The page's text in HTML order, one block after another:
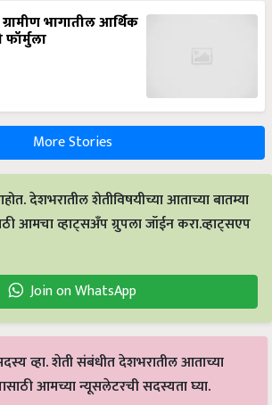
भागातील आर्थिक
More Stories
देशभरातील शेतीविषयीच्या आताच्या बातम्या
आमचा व्हाट्सअँप ग्रुपला जॉईन करा.व्हाट्सएप
Join on WhatsApp
व्हा. शेती संबंधीत देशभरातील आताच्या
आमच्या न्यूसलेटरची सदस्यता घ्या.